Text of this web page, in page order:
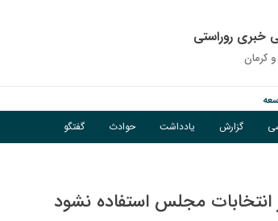
خبری روراستی
كرمان
رفسنجان
گزارش یادداشت حوادث گفتگو
انتخابات مجلس استفاده نشود